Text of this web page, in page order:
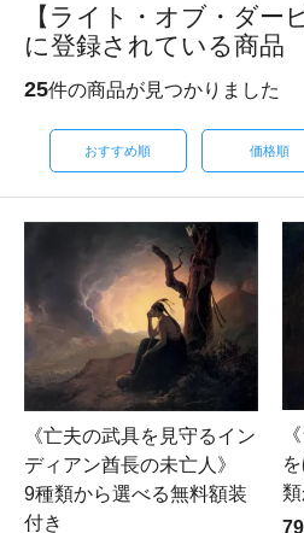
【ライト・オブ・ダー
に登録されている商品
25件の商品が見つかりました
おすすめ順 価格順
《亡夫の武具を見守るイン
ディアン酋長の未亡人》
9種類から選べる無料額装
付き